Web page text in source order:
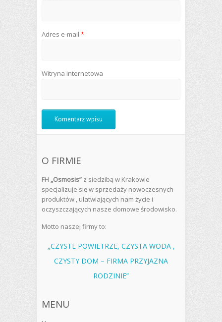
Adres e-mail *
Witryna internetowa
O FIRMIE
FH „Osmosis” z siedzibą w Krakowie
specjalizuje się w sprzedaży nowoczesnych
produktów , ułatwiających nam życie i
oczyszczających nasze domowe środowisko.
Motto naszej firmy to:
„CZYSTE POWIETRZE, CZYSTA WODA ,
CZYSTY DOM – FIRMA PRZYJAZNA
RODZINIE”
MENU